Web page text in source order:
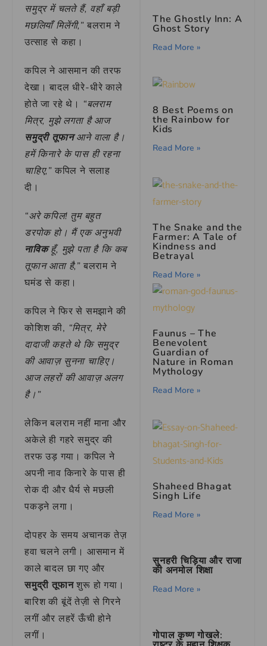
समुद्र में चलते हैं, वहाँ बड़ी
मछलियाँ मिलेंगी,” बलराम ने
उत्साह से कहा।
कपिल ने आसमान की तरफ
देखा। बादल धीरे-धीरे काले
होते जा रहे थे। “बलराम
मित्र, मुझे लगता है आज
समुद्री तूफानआने वाला है।
हमें किनारे के पास ही रहना
चाहिए,” कपिल ने सलाह
दी।
“अरे कपिल! तुम बहुत
डरपोक हो। मैं एक अनुभवी
नाविकहूँ, मुझे पता है कि कब
तूफान आता है,” बलराम ने
घमंड से कहा।
कपिल ने फिर से समझाने की
कोशिश की, “मित्र, मेरे
दादाजी कहते थे कि समुद्र
की आवाज़ सुनना चाहिए।
आज लहरों की आवाज़ अलग
है।”
लेकिन बलराम नहीं माना और
अकेले ही गहरे समुद्र की
तरफ उड़ गया। कपिल ने
अपनी नाव किनारे के पास ही
रोक दी और धैर्य से मछली
पकड़ने लगा।
दोपहर के समय अचानक तेज़
हवा चलने लगी। आसमान में
काले बादल छा गए और
समुद्री तूफानशुरू हो गया।
बारिश की बूंदें तेज़ी से गिरने
लगीं और लहरें ऊँची होने
लगीं।
The Ghostly Inn: A
Ghost Story
Read More »
8 Best Poems on
the Rainbow for
Kids
Read More »
The Snake and the
Farmer: A Tale of
Kindness and
Betrayal
Read More »
Faunus – The
Benevolent
Guardian of
Nature in Roman
Mythology
Read More »
Shaheed Bhagat
Singh Life
Read More »
सुनहरी चिड़िया और राजा
की अनमोल शिक्षा
Read More »
गोपाल कृष्ण गोखले: